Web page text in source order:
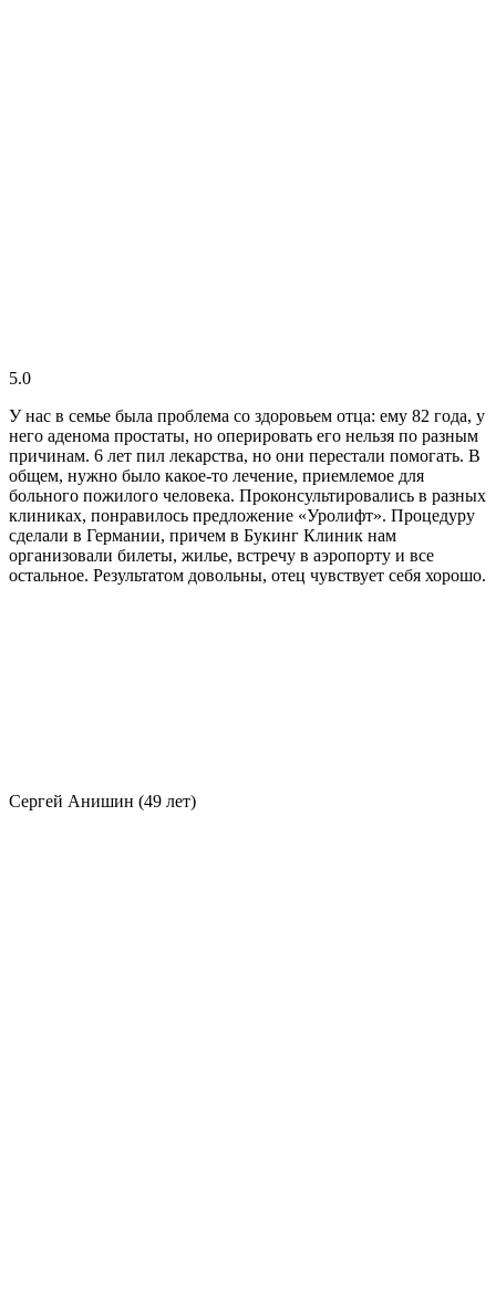
5.0
У нас в семье была проблема со здоровьем отца: ему 82 года, у
него аденома простаты, но оперировать его нельзя по разным
причинам. 6 лет пил лекарства, но они перестали помогать. В
общем, нужно было какое-то лечение, приемлемое для
больного пожилого человека. Проконсультировались в разных
клиниках, понравилось предложение «Уролифт». Процедуру
сделали в Германии, причем в Букинг Клиник нам
организовали билеты, жилье, встречу в аэропорту и все
остальное. Результатом довольны, отец чувствует себя хорошо.
Сергей Анишин (49 лет)